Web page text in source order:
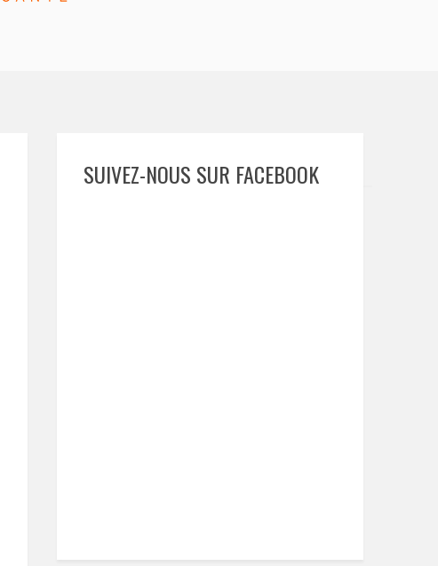
SUIVEZ-NOUS SUR FACEBOOK